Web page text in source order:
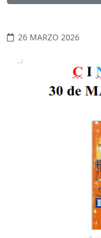
26 MARZO 2026